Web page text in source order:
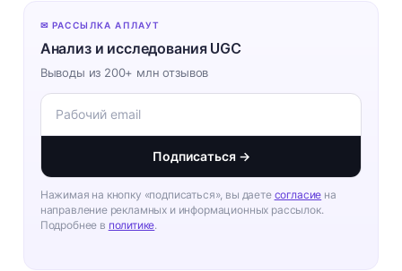
✉ РАССЫЛКА АПЛАУТ
Анализ и исследования UGC
Выводы из 200+ млн отзывов
Подписаться →
Нажимая на кнопку «подписаться», вы даете согласие на
направление рекламных и информационных рассылок.
Подробнее в политике.